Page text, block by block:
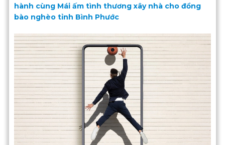
hành cùng Mái ấm tình thương xây nhà cho đồng
bào nghèo tỉnh Bình Phước